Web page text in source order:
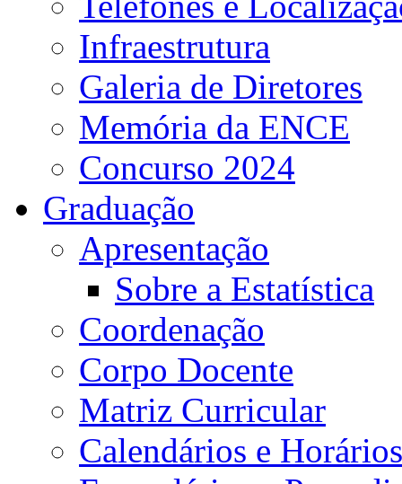
Infraestrutura
Galeria de Diretores
Memória da ENCE
Concurso 2024
Graduação
Apresentação
Sobre a Estatística
Coordenação
Corpo Docente
Matriz Curricular
Calendários e Horários